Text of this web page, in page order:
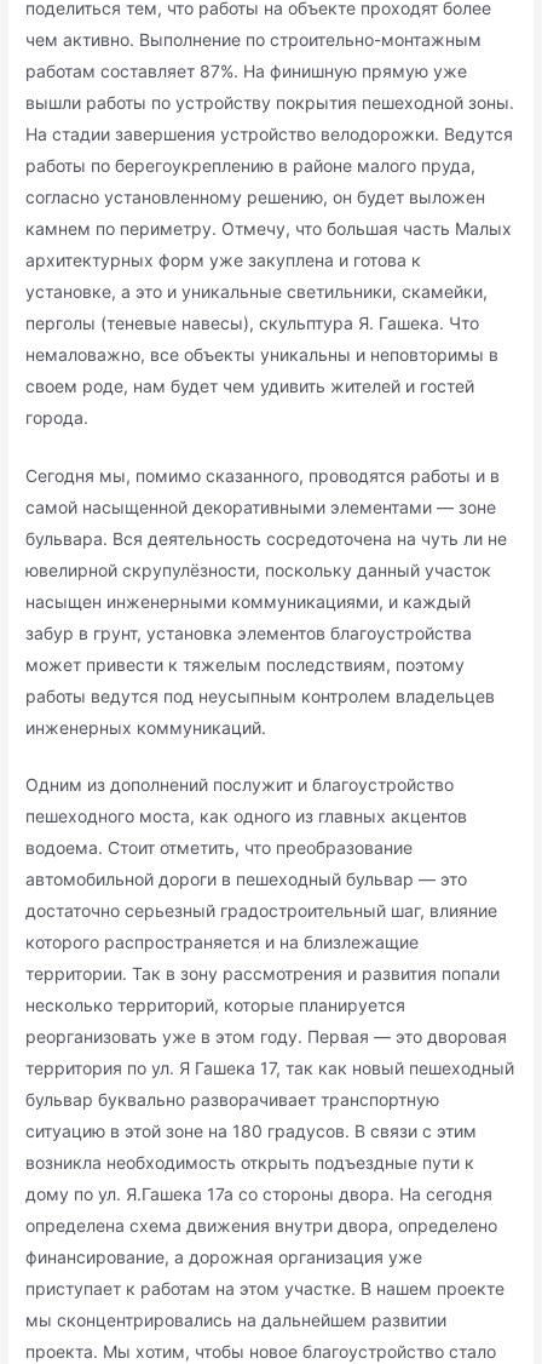
поделиться тем, что работы на объекте проходят более
чем активно. Выполнение по строительно-монтажным
работам составляет 87%. На финишную прямую уже
вышли работы по устройству покрытия пешеходной зоны.
На стадии завершения устройство велодорожки. Ведутся
работы по берегоукреплению в районе малого пруда,
согласно установленному решению, он будет выложен
камнем по периметру. Отмечу, что большая часть Малых
архитектурных форм уже закуплена и готова к
установке, а это и уникальные светильники, скамейки,
перголы (теневые навесы), скульптура Я. Гашека. Что
немаловажно, все объекты уникальны и неповторимы в
своем роде, нам будет чем удивить жителей и гостей
города.
Сегодня мы, помимо сказанного, проводятся работы и в
самой насыщенной декоративными элементами — зоне
бульвара. Вся деятельность сосредоточена на чуть ли не
ювелирной скрупулёзности, поскольку данный участок
насыщен инженерными коммуникациями, и каждый
забур в грунт, установка элементов благоустройства
может привести к тяжелым последствиям, поэтому
работы ведутся под неусыпным контролем владельцев
инженерных коммуникаций.
Одним из дополнений послужит и благоустройство
пешеходного моста, как одного из главных акцентов
водоема. Стоит отметить, что преобразование
автомобильной дороги в пешеходный бульвар — это
достаточно серьезный градостроительный шаг, влияние
которого распространяется и на близлежащие
территории. Так в зону рассмотрения и развития попали
несколько территорий, которые планируется
реорганизовать уже в этом году. Первая — это дворовая
территория по ул. Я Гашека 17, так как новый пешеходный
бульвар буквально разворачивает транспортную
ситуацию в этой зоне на 180 градусов. В связи с этим
возникла необходимость открыть подъездные пути к
дому по ул. Я.Гашека 17а со стороны двора. На сегодня
определена схема движения внутри двора, определено
финансирование, а дорожная организация уже
приступает к работам на этом участке. В нашем проекте
мы сконцентрировались на дальнейшем развитии
проекта. Мы хотим, чтобы новое благоустройство стало